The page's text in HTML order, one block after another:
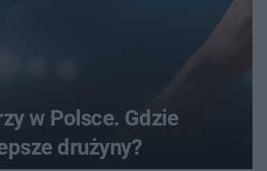
w Polsce. Gdzie
drużyny?